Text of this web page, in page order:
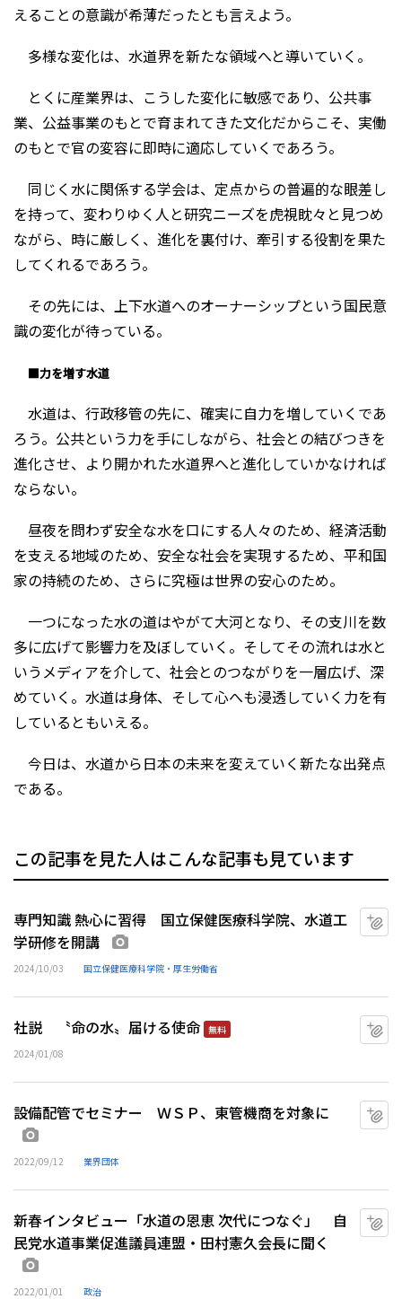
えることの意識が希薄だったとも言えよう。
多様な変化は、水道界を新たな領域へと導いていく。
とくに産業界は、こうした変化に敏感であり、公共事
業、公益事業のもとで育まれてきた文化だからこそ、実働
のもとで官の変容に即時に適応していくであろう。
同じく水に関係する学会は、定点からの普遍的な眼差し
を持って、変わりゆく人と研究ニーズを虎視眈々と見つめ
ながら、時に厳しく、進化を裏付け、牽引する役割を果た
してくれるであろう。
その先には、上下水道へのオーナーシップという国民意
識の変化が待っている。
■力を増す水道
水道は、行政移管の先に、確実に自力を増していくであ
ろう。公共という力を手にしながら、社会との結びつきを
進化させ、より開かれた水道界へと進化していかなければ
ならない。
昼夜を問わず安全な水を口にする人々のため、経済活動
を支える地域のため、安全な社会を実現するため、平和国
家の持続のため、さらに究極は世界の安心のため。
一つになった水の道はやがて大河となり、その支川を数
多に広げて影響力を及ぼしていく。そしてその流れは水と
いうメディアを介して、社会とのつながりを一層広げ、深
めていく。水道は身体、そして心へも浸透していく力を有
しているともいえる。
今日は、水道から日本の未来を変えていく新たな出発点
である。
この記事を見た人はこんな記事も見ています
専門知識 熱心に習得 国立保健医療科学院、水道工
学研修を開講
2024/10/03 国立保健医療科学院・厚生労働省
社説 〝命の水〟届ける使命 無料
2024/01/08
設備配管でセミナー ＷＳＰ、東管機商を対象に
2022/09/12 業界団体
新春インタビュー「水道の恩恵 次代につなぐ」 自
民党水道事業促進議員連盟・田村憲久会長に聞く
2022/01/01 政治